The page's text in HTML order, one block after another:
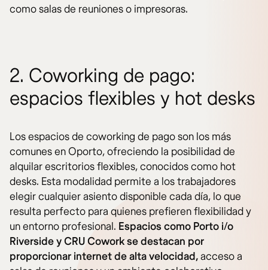
como salas de reuniones o impresoras.
2. Coworking de pago:
espacios flexibles y hot desks
Los espacios de coworking de pago son los más
comunes en Oporto, ofreciendo la posibilidad de
alquilar escritorios flexibles, conocidos como hot
desks. Esta modalidad permite a los trabajadores
elegir cualquier asiento disponible cada día, lo que
resulta perfecto para quienes prefieren flexibilidad y
un entorno profesional. Espacios como Porto i/o
Riverside y CRU Cowork se destacan por
proporcionar internet de alta velocidad,acceso a